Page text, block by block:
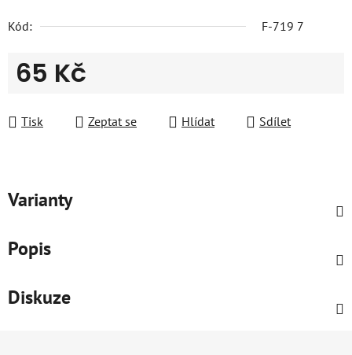
Kód: F-719 7
65 Kč
Tisk
Zeptat se Hlídat Sdílet
Varianty
Popis
Diskuze